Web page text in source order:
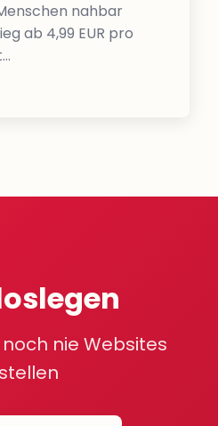
nahbar
ab 4,99 EUR pro
nie Websites